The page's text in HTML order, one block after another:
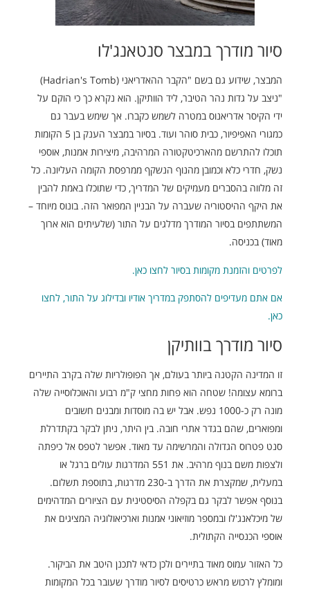
סיור מודרך במבצר סנטאנג'לו
המבצר, שידוע גם בשם "הקבר ההאדריאני (Hadrian's Tomb)
"ניצב על גדות נהר הטיבר, ליד הוותיקן. הוא נקרא כך כי הוקם על
ידי הקיסר אדריאנוס במטרה לשמש כקברו. אך שימש בעבר גם
כמגורי האפיפיור, כבית סוהר ועוד. בסיור במבצר הענק בן 5 הקומות
תוכלו להתרשם מהארכיטקטורה המרהיבה, מיצירות אמנות, אוספי
נשק, חדרי כלא וכמובן מהנוף הנשקף ממרפסת הקומה העליונה. כל
זה מלווה בהסברים מעמיקים של המדריך, כדי שתוכלו באמת להבין
את היקף ההיסטוריה שעברה על הבניין המפואר הזה. בונוס מיוחד –
המשתתפים בסיור המודרך מדלגים על התור (שלעיתים הוא ארוך
מאוד) בכניסה.
לפרטים והזמנת מקומות בסיור לחצו כאן.
אם אתם מעדיפים להסתפק במדריך אודיו ובדילוג על התור, לחצו
כאן.
סיור מודרך בוותיקן
זו המדינה הקטנה ביותר בעולם, אך הפופולריות שלה בקרב התיירים
ברומא עצומה! שטחה הוא פחות מחצי ק"מ רבוע והאוכלוסייה שלה
מונה רק כ-1000 נפש. אבל יש בה מוסדות ומבנים חשובים
ומפוארים, שהם בגדר אתרי חובה. בין היתר, ניתן לבקר בקתדרלת
סנט פטרוס הגדולה והמרשימה עד מאוד. אפשר לטפס אל כיפתה
ולצפות משם בנוף מרהיב. את 551 המדרגות עולים ברגל או
במעלית, שמקצרת את הדרך ב-230 מדרגות, בתוספת תשלום.
בנוסף אפשר לבקר גם בקפלה הסיסטינית עם הציורים המדהימים
של מיכלאנג'לו ובמספר מוזיאוני אמנות וארכיאולוגיה המציגים את
אוספי הכנסייה הקתולית.
כל האזור עמוס מאוד בתיירים ולכן כדאי לתכנן היטב את הביקור.
ומומלץ לרכוש מראש כרטיסים לסיור מודרך שעובר בכל המקומות